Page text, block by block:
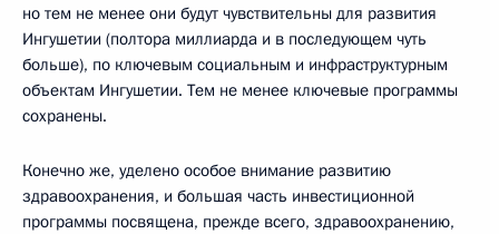
но тем не менее они будут чувствительны для развития
Ингушетии (полтора миллиарда и в последующем чуть
больше), по ключевым социальным и инфраструктурным
объектам Ингушетии. Тем не менее ключевые программы
сохранены.
Конечно же, уделено особое внимание развитию
здравоохранения, и большая часть инвестиционной
программы посвящена, прежде всего, здравоохранению,